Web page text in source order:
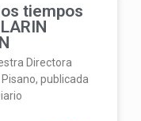
tiempos
Directora
publicada